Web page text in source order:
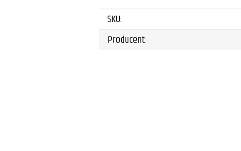
SKU:
Producent: